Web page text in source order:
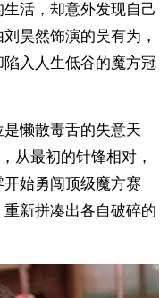
活，却意外发现自己
昊然饰演的吴有为，
入人生低谷的魔方冠
懒散毒舌的失意天
从最初的针锋相对，
始勇闯顶级魔方赛
新拼凑出各自破碎的